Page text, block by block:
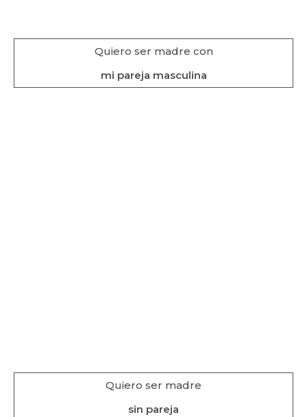
Quiero ser madre con
mi pareja masculina
Quiero ser madre
sin pareja